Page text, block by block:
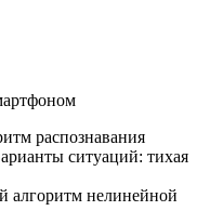
распознавания
ситуаций: тихая
алгоритм нелинейной